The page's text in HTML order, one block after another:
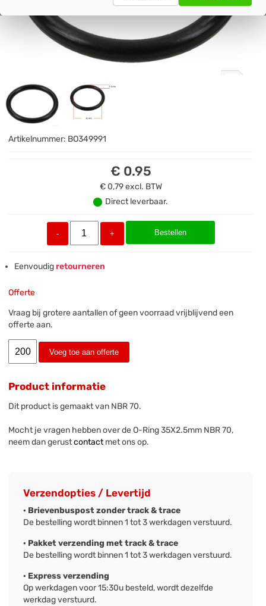
Artikelnummer: BO349991
€ 0.95
€ 0,79excl. BTW
Direct leverbaar.
- + Bestellen
Eenvoudigretourneren
Offerte
Vraag bij grotere aantallen of geen voorraad vrijblijvend een
offerte aan.
Voeg toe aan offerte
Product informatie
Dit product is gemaakt van NBR 70.
Mocht je vragen hebben over de O-Ring 35X2.5mm NBR 70,
neem dan gerustcontactmet ons op.
Verzendopties / Levertijd
· Brievenbuspost zonder track & trace
De bestelling wordt binnen 1 tot 3 werkdagen verstuurd.
· Pakket verzending met track & trace
De bestelling wordt binnen 1 tot 3 werkdagen verstuurd.
· Express verzending
Op werkdagen voor 15:30u besteld, wordt dezelfde
werkdag verstuurd.